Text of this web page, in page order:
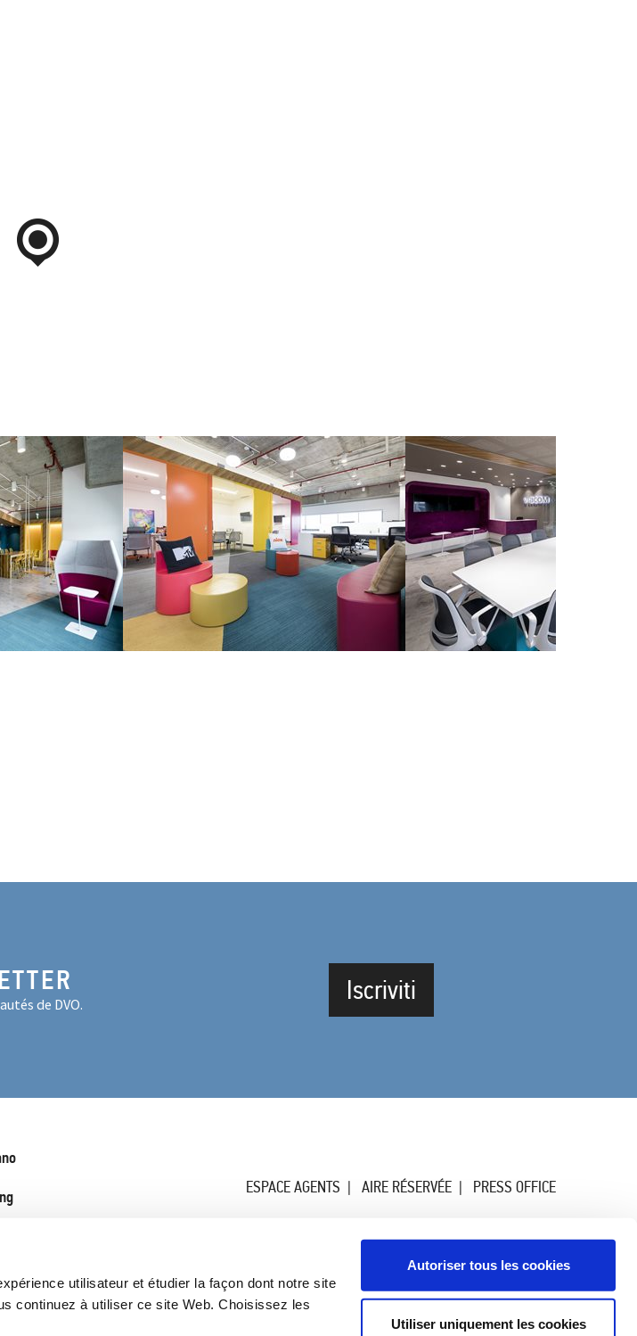
utilisateur et étudier la façon dont notre site
continuez à utiliser ce site Web. Choisissez les
Autoriser tous les cookies
Utiliser uniquement les cookies
de DVO. Iscriviti
ESPACE AGENTS AIRE RÉSERVÉE PRESS OFFICE